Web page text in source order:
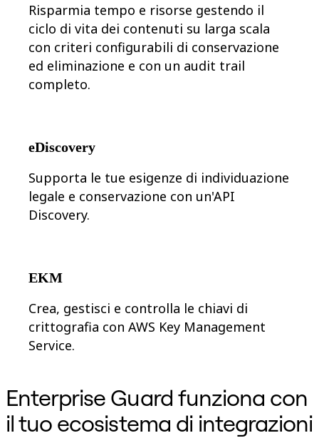
Risparmia tempo e risorse gestendo il
ciclo di vita dei contenuti su larga scala
con criteri configurabili di conservazione
ed eliminazione e con un audit trail
completo.
eDiscovery
Supporta le tue esigenze di individuazione
legale e conservazione con un'API
Discovery.
EKM
Crea, gestisci e controlla le chiavi di
crittografia con AWS Key Management
Service.
Enterprise Guard funziona con
il tuo ecosistema di integrazioni